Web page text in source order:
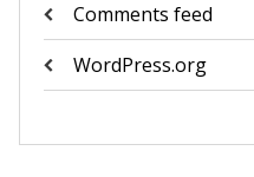
Comments feed
WordPress.org